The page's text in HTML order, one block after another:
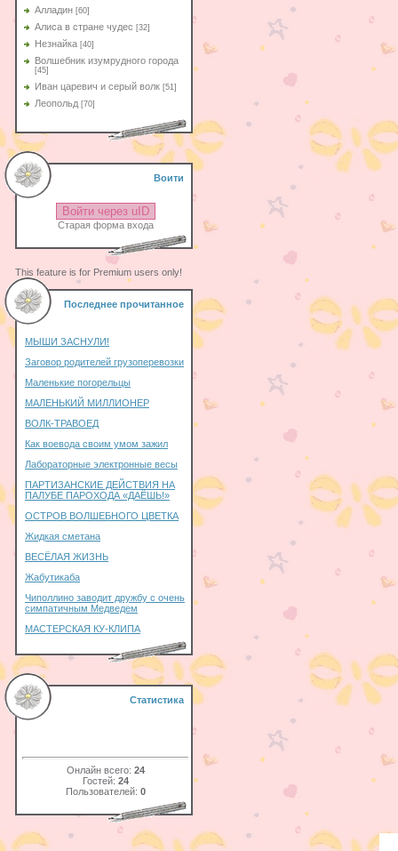
Алладин [60]
Aлиса в стране чудес [32]
Незнайка [40]
Волшебник изумрудного города
[45]
Иван царевич и серый волк [51]
Леопольд [70]
Воити
Войти через uID
Старая форма входа
This feature is for Premium users only!
Последнее прочитанное
МЫШИ ЗАСНУЛИ!
Заговор родителей грузоперевозки
Маленькие погорельцы
МАЛЕНЬКИЙ МИЛЛИОНЕР
ВОЛК-ТРАВОЕД
Как воевода своим умом зажил
Лабораторные электронные весы
ПАРТИЗАНСКИЕ ДЕЙСТВИЯ НА
ПАЛУБЕ ПАРОХОДА «ДАЁШЬ!»
ОСТРОВ ВОЛШЕБНОГО ЦВЕТКА
Жидкая сметана
ВЕСЁЛАЯ ЖИЗНЬ
Жабутикаба
Чиполлино заводит дружбу с очень
симпатичным Медведем
МАСТЕРСКАЯ КУ-КЛИПА
Статистика
Онлайн всего: 24
Гостей: 24
Пользователей: 0